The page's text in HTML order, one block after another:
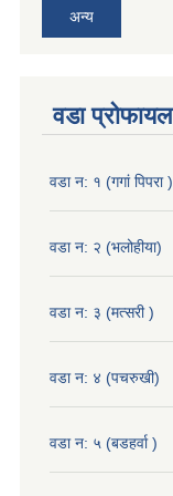
अन्य
वडा प्रोफायल
वडा न: १ (गगां पिपरा )
वडा न: २ (भलोहीया)
वडा न: ३ (मत्सरी )
वडा न: ४ (पचरुखी)
वडा न: ५ (बडहर्वा )